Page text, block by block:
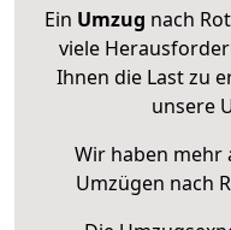
Ein Umzug nach
viele
Ihnen die Last zu
unsere
Wir haben mehr
Umzügen nach